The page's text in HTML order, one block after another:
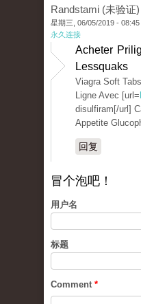
Randstami (未验证)
星期三, 06/05/2019 - 08:45
永久连接
Acheter
Lessquaks
Viagra Soft
Ligne Avec [url=
disulfiram[/url]
Appetite
回复
冒个泡吧！
用户名
标题
Comment *